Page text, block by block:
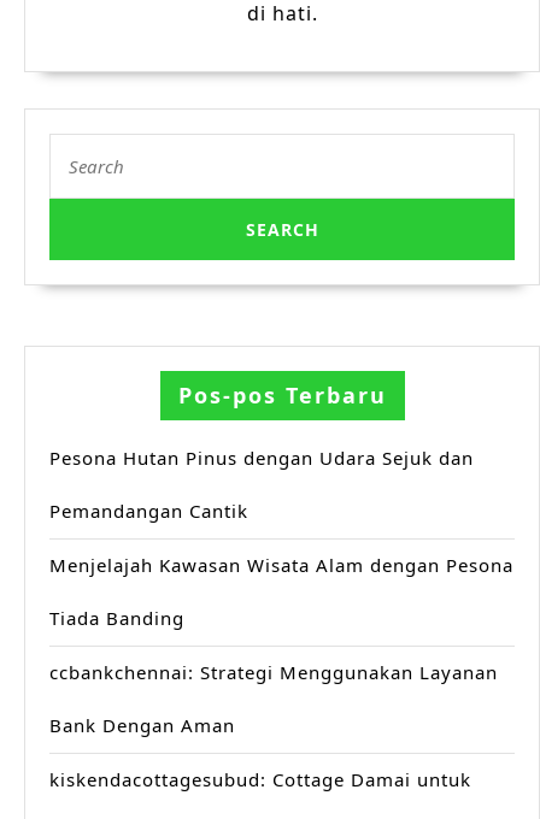
di hati.
for:
Pos-pos Terbaru
Pesona Hutan Pinus dengan Udara Sejuk dan
Pemandangan Cantik
Menjelajah Kawasan Wisata Alam dengan Pesona
Tiada Banding
ccbankchennai: Strategi Menggunakan Layanan
Bank Dengan Aman
kiskendacottagesubud: Cottage Damai untuk